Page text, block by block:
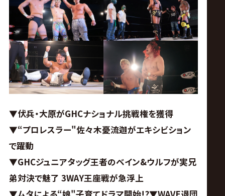
ス
リ
ン
グ・
ノ
ア
公
▼伏兵・大原がGHCナショナル挑戦権を獲得
▼“プロレスラー"佐々木憂流迦がエキシビション
で躍動
▼GHCジュニアタッグ王者のベイン&ウルフが実兄
弟対決で魅了 3WAY王座戦が急浮上